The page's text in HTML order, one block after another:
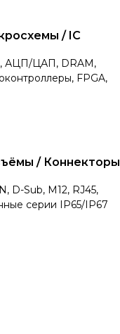
/ IC
АЦП/ЦАП, DRAM,
FPGA,
/ Коннекторы
D-Sub, M12, RJ45,
серии IP65/IP67